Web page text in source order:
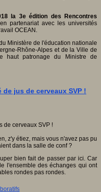
la 3e édition des Rencontres
partenariat avec les universités
OCEAN.
Ministère de l'éducation nationale
Rhône-Alpes et de la Ville de
haut patronage du Ministre de
jus de cerveaux SVP !
z'y étiez, mais vous n'avez pas pu
dans la salle de conf ?
bien fait de passer par ici. Car
l'ensemble des échanges qui ont
rondes pas rondes.